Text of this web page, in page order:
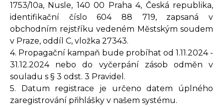
1753/10a, Nusle, 140 00 Praha 4, Česká republika,
identifikační číslo 604 88 719, zapsaná v
obchodním rejstříku vedeném Městským soudem
v Praze, oddíl C, vložka 27343.
4. Propagační kampaň bude probíhat od 1.11.2024 -
31.12.2024 nebo do vyčerpání zásob odměn v
souladu s § 3 odst. 3 Pravidel.
5. Datum registrace je určeno datem úplného
zaregistrování přihlášky v našem systému.